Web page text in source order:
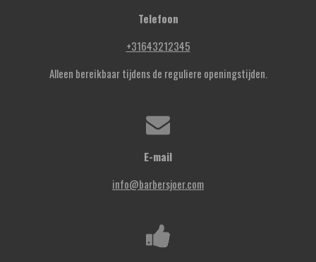
Telefoon
+31643212345
Alleen bereikbaar tijdens de reguliere openingstijden.
E-mail
info@barbersjoer.com